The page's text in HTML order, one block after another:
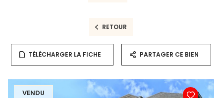
RETOUR
TÉLÉCHARGER LA FICHE PARTAGER CE BIEN
VENDU